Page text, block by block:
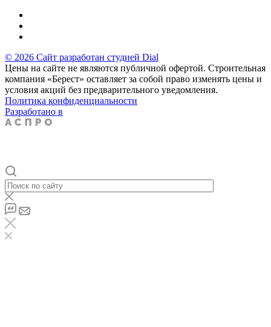
© 2026 Сайт разработан студией Dial
Цены на сайте не являются публичной офертой. Строительная
компания «Берест» оставляет за собой право изменять цены и
условия акций без предварительного уведомления.
Политика конфиденциальности
Разработано в